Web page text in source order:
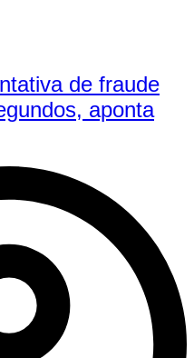
de fraude
aponta